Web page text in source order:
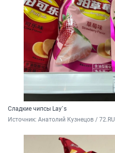
Сладкие чипсы Lay`s
Источник: Анатолий Кузнецов / 72.RU